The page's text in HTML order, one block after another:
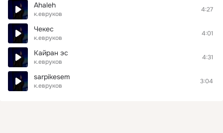
Ahaleh
к.евруков
4:27
Чекес
к.евруков
4:01
Кайран эс
к.евруков
4:31
sarpikesem
к.евруков
3:04